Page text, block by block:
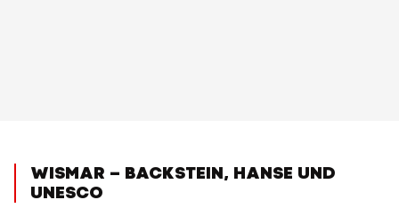
WISMAR – BACKSTEIN, HANSE UND
UNESCO